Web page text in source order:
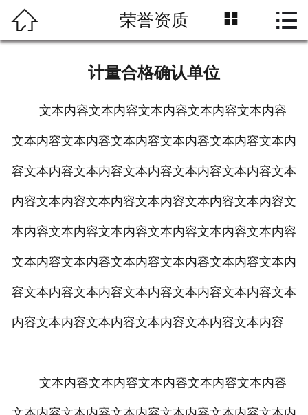
网站首页
企业资质
工程案例
在线留言
联系我们
 荣誉资质  
计量合格确认单位
文本内容文本内容文本内容文本内容文本内容
文本内容文本内容文本内容文本内容文本内容文本内
容文本内容文本内容文本内容文本内容文本内容文本
内容文本内容文本内容文本内容文本内容文本内容文
本内容文本内容文本内容文本内容文本内容文本内容
文本内容文本内容文本内容文本内容文本内容文本内
容文本内容文本内容文本内容文本内容文本内容文本
内容文本内容文本内容文本内容文本内容文本内容
文本内容文本内容文本内容文本内容文本内容